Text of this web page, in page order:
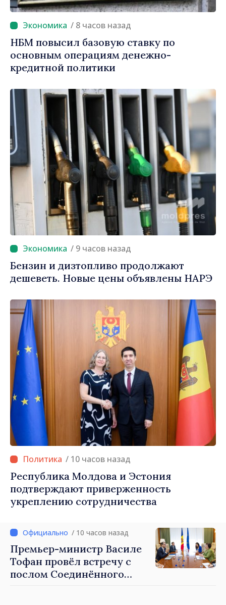
/ 8 часов назад
НБМ повысил базовую ставку по
основным операциям денежно-
кредитной политики
/ 9 часов назад
Бензин и дизтопливо продолжают
дешеветь. Новые цены объявлены НАРЭ
/ 10 часов назад
Республика Молдова и Эстония
подтверждают приверженность
укреплению сотрудничества
/ 10 часов назад
Премьер-министр Василе
Тофан провёл встречу с
послом Соединённого